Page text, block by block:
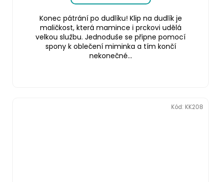
Konec pátrání po dudlíku! Klip na dudlík je
maličkost, která mamince i prckovi udělá
velkou službu. Jednoduše se připne pomocí
spony k oblečení miminka a tím končí
nekonečné...
Kód: KK208